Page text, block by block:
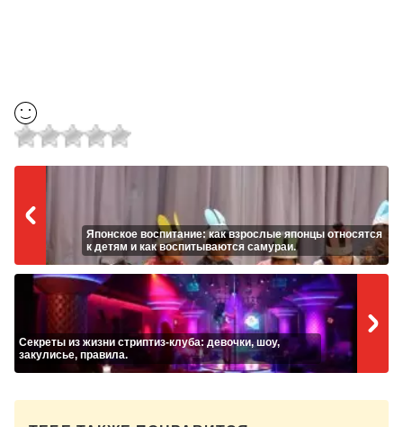
Японское воспитание: как взрослые японцы относятся
к детям и как воспитываются самураи.
Секреты из жизни стриптиз-клуба: девочки, шоу,
закулисье, правила.